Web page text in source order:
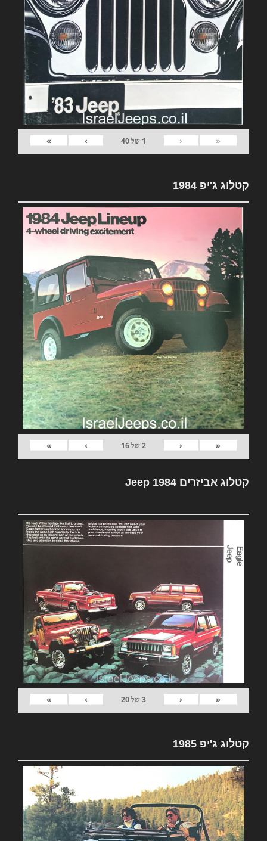
«
‹
1 של40
›
»
קטלוג ג'יפ 1984
«
‹
2של16
›
»
קטלוג אביזרים Jeep 1984
«
‹
3של20
›
»
קטלוג ג'יפ 1985